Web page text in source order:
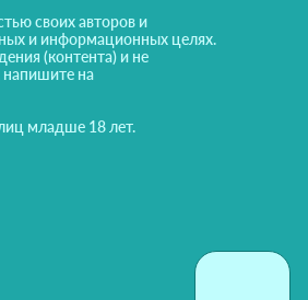
своих авторов и
и информационных целях.
(контента) и не
напишите на
младше 18 лет.